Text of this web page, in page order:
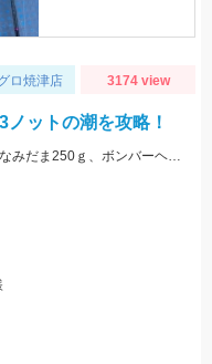
ロ焼津店 3174 view
ットの潮を攻略！
重たいヘッドと手返しでマダイをキャッチ！なみだま250ｇ、ボンバーヘッドＴＧ250ｇ使用。